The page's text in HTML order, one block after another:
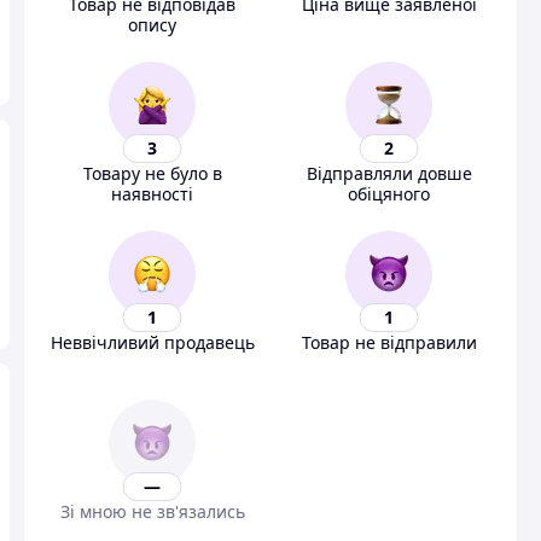
опису
3
Товару не було в
наявності
2
Відправляли довше
обіцяного
1
Неввічливий продавець
1
Товар не відправили
—
Зі мною не зв'язались